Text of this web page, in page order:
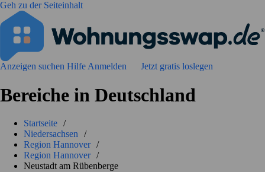
Geh zu der Seiteinhalt
Anzeigen suchen Hilfe Anmelden Jetzt gratis loslegen
Bereiche in Deutschland
Startseite /
Niedersachsen /
Region Hannover /
Region Hannover /
Neustadt am Rübenberge